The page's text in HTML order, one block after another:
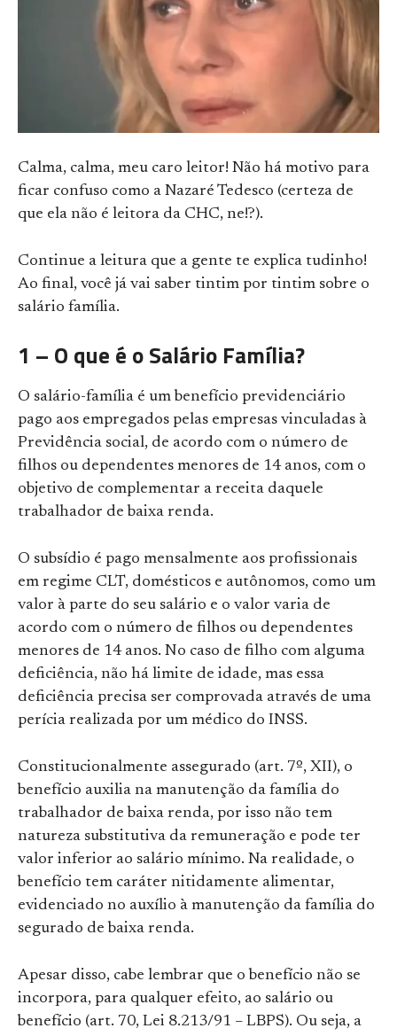
Calma, calma, meu caro leitor! Não há motivo para
ficar confuso como a Nazaré Tedesco (certeza de
que ela não é leitora da CHC, ne!?).
Continue a leitura que a gente te explica tudinho!
Ao final, você já vai saber tintim por tintim sobre o
salário família.
1 – O que é o Salário Família?
O salário-família é um benefício previdenciário
pago aos empregados pelas empresas vinculadas à
Previdência social, de acordo com o número de
filhos ou dependentes menores de 14 anos, com o
objetivo de complementar a receita daquele
trabalhador de baixa renda.
O subsídio é pago mensalmente aos profissionais
em regime CLT, domésticos e autônomos, como um
valor à parte do seu salário e o valor varia de
acordo com o número de filhos ou dependentes
menores de 14 anos. No caso de filho com alguma
deficiência, não há limite de idade, mas essa
deficiência precisa ser comprovada através de uma
perícia realizada por um médico do INSS.
Constitucionalmente assegurado (art. 7º, XII), o
benefício auxilia na manutenção da família do
trabalhador de baixa renda, por isso não tem
natureza substitutiva da remuneração e pode ter
valor inferior ao salário mínimo. Na realidade, o
benefício tem caráter nitidamente alimentar,
evidenciado no auxílio à manutenção da família do
segurado de baixa renda.
Apesar disso, cabe lembrar que o benefício não se
incorpora, para qualquer efeito, ao salário ou
benefício (art. 70, Lei 8.213/91 – LBPS). Ou seja, a